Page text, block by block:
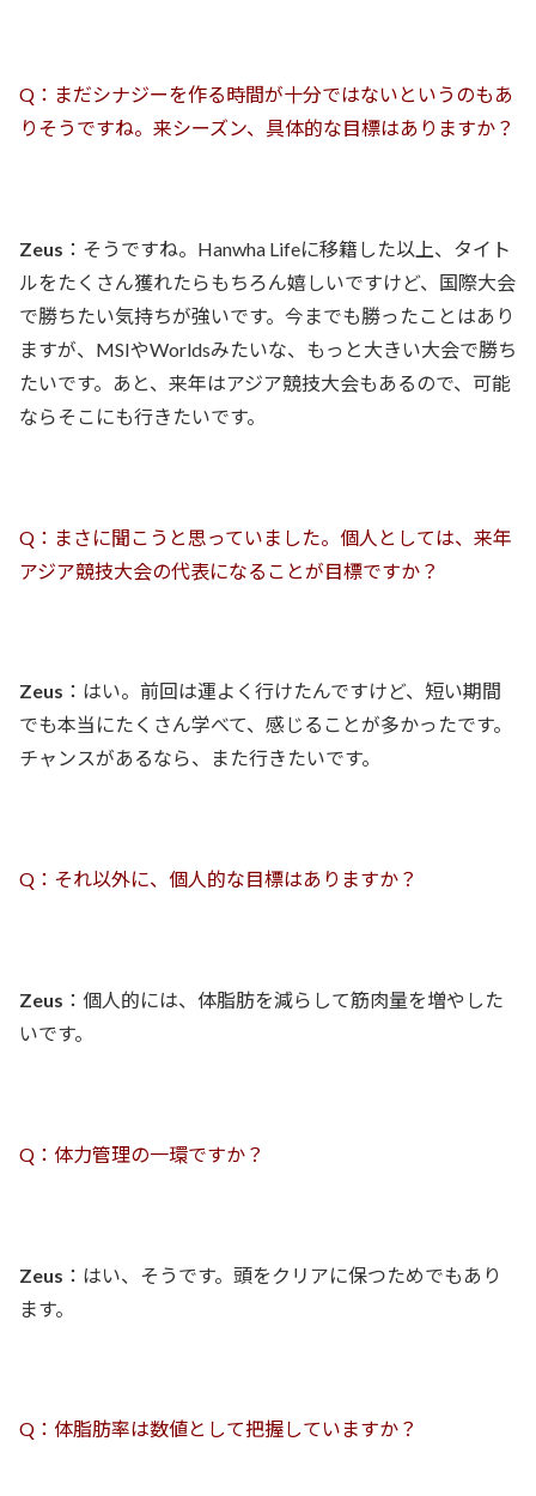
Q：まだシナジーを作る時間が十分ではないというのもあ
りそうですね。来シーズン、具体的な目標はありますか？
Zeus ：そうですね。Hanwha Lifeに移籍した以上、タイト
ルをたくさん獲れたらもちろん嬉しいですけど、国際大会
で勝ちたい気持ちが強いです。今までも勝ったことはあり
ますが、MSIやWorldsみたいな、もっと大きい大会で勝ち
たいです。あと、来年はアジア競技大会もあるので、可能
ならそこにも行きたいです。
Q：まさに聞こうと思っていました。個人としては、来年
アジア競技大会の代表になることが目標ですか？
Zeus ：はい。前回は運よく行けたんですけど、短い期間
でも本当にたくさん学べて、感じることが多かったです。
チャンスがあるなら、また行きたいです。
Q：それ以外に、個人的な目標はありますか？
Zeus ：個人的には、体脂肪を減らして筋肉量を増やした
いです。
Q：体力管理の一環ですか？
Zeus ：はい、そうです。頭をクリアに保つためでもあり
ます。
Q：体脂肪率は数値として把握していますか？